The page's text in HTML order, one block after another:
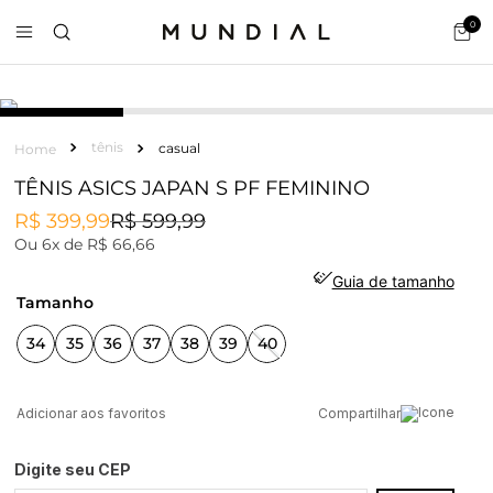
0
tênis casual
TÊNIS ASICS JAPAN S PF FEMININO
R$ 599,99
R$ 399,99
Ou 6x de R$ 66,66
Guia de tamanho
tamanho
34 35 36 37 38 39 40
Compartilhar
Digite seu CEP